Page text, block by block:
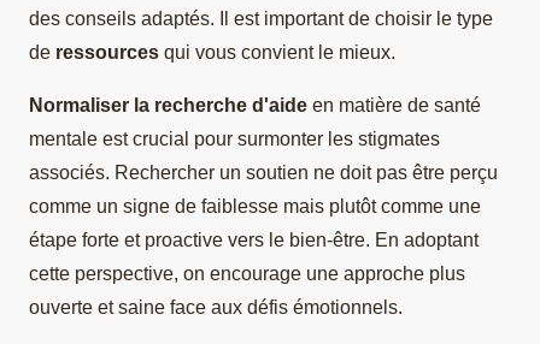
des conseils adaptés. Il est important de choisir le type
de ressources qui vous convient le mieux.
Normaliser la recherche d'aide en matière de santé
mentale est crucial pour surmonter les stigmates
associés. Rechercher un soutien ne doit pas être perçu
comme un signe de faiblesse mais plutôt comme une
étape forte et proactive vers le bien-être. En adoptant
cette perspective, on encourage une approche plus
ouverte et saine face aux défis émotionnels.